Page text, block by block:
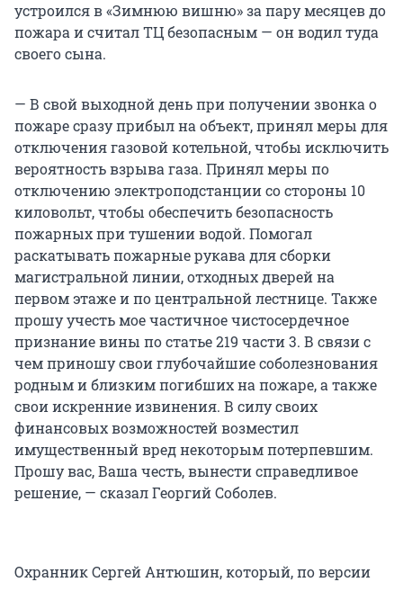
устроился в «Зимнюю вишню» за пару месяцев до
пожара и считал ТЦ безопасным — он водил туда
своего сына.
— В свой выходной день при получении звонка о
пожаре сразу прибыл на объект, принял меры для
отключения газовой котельной, чтобы исключить
вероятность взрыва газа. Принял меры по
отключению электроподстанции со стороны 10
киловольт, чтобы обеспечить безопасность
пожарных при тушении водой. Помогал
раскатывать пожарные рукава для сборки
магистральной линии, отходных дверей на
первом этаже и по центральной лестнице. Также
прошу учесть мое частичное чистосердечное
признание вины по статье 219 части 3. В связи с
чем приношу свои глубочайшие соболезнования
родным и близким погибших на пожаре, а также
свои искренние извинения. В силу своих
финансовых возможностей возместил
имущественный вред некоторым потерпевшим.
Прошу вас, Ваша честь, вынести справедливое
решение, — сказал Георгий Соболев.
Охранник Сергей Антюшин, который, по версии